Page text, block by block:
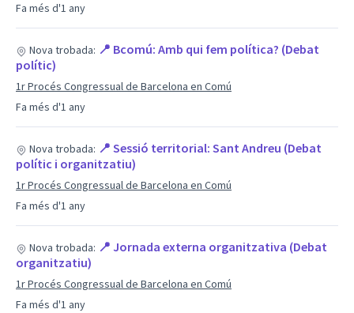
Fa més d'1 any
Fa més d'1 any
Nova trobada: 📍 Bcomú: Amb qui fem política? (Debat
polític)
1r Procés Congressual de Barcelona en Comú
Fa més d'1 any
Nova trobada: 📍 Sessió territorial: Sant Andreu (Debat
polític i organitzatiu)
1r Procés Congressual de Barcelona en Comú
Fa més d'1 any
Nova trobada: 📍 Jornada externa organitzativa (Debat
organitzatiu)
1r Procés Congressual de Barcelona en Comú